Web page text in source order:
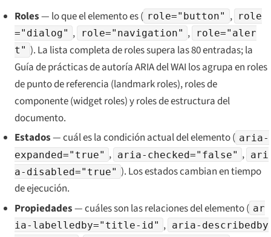
Roles— lo que el elementoes( role="button" , role
="dialog" , role="navigation" ,
role="aler
t" ). La lista completa de roles supera las 80 entradas; la
Guía de prácticas de autoría ARIA del WAI los agrupa en roles
de punto de referencia (landmark roles), roles de
componente (widget roles) y roles de estructura del
documento.
Estados— cuál es lacondición actualdel elemento ( aria-
expanded="true" , aria-checked="false" , ari
a-disabled="true" ). Los estados cambian en tiempo
de ejecución.
Propiedades— cuáles son lasrelacionesdel elemento ( ar
ia-labelledby="title-id" , aria-describedby